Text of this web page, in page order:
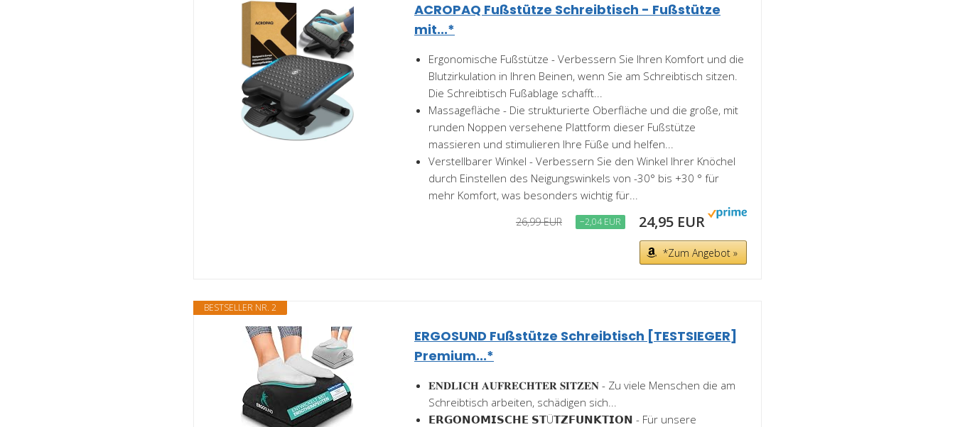
ACROPAQ Fußstütze Schreibtisch - Fußstütze
mit...*
Ergonomische Fußstütze - Verbessern Sie Ihren Komfort und die
Blutzirkulation in Ihren Beinen, wenn Sie am Schreibtisch sitzen.
Die Schreibtisch Fußablage schafft...
Massagefläche - Die strukturierte Oberfläche und die große, mit
runden Noppen versehene Plattform dieser Fußstütze
massieren und stimulieren Ihre Füße und helfen...
Verstellbarer Winkel - Verbessern Sie den Winkel Ihrer Knöchel
durch Einstellen des Neigungswinkels von -30° bis +30 ° für
mehr Komfort, was besonders wichtig für...
26,99 EUR −2,04 EUR 24,95 EUR
*Zum Angebot »
BESTSELLER NR. 2
ERGOSUND Fußstütze Schreibtisch [TESTSIEGER]
Premium...*
𝐄𝐍𝐃𝐋𝐈𝐂𝐇 𝐀𝐔𝐅𝐑𝐄𝐂𝐇𝐓𝐄𝐑 𝐒𝐈𝐓𝐙𝐄𝐍 - Zu viele Menschen die am
Schreibtisch arbeiten, schädigen sich...
𝗘𝗥𝗚𝗢𝗡𝗢𝗠𝗜𝗦𝗖𝗛𝗘 𝗦𝗧Ü𝗧𝗭𝗙𝗨𝗡𝗞𝗧𝗜𝗢𝗡 - Für unsere